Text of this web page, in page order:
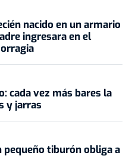
nacido en un armario
ingresara en el
cada vez más bares la
y jarras
pequeño tiburón obliga a